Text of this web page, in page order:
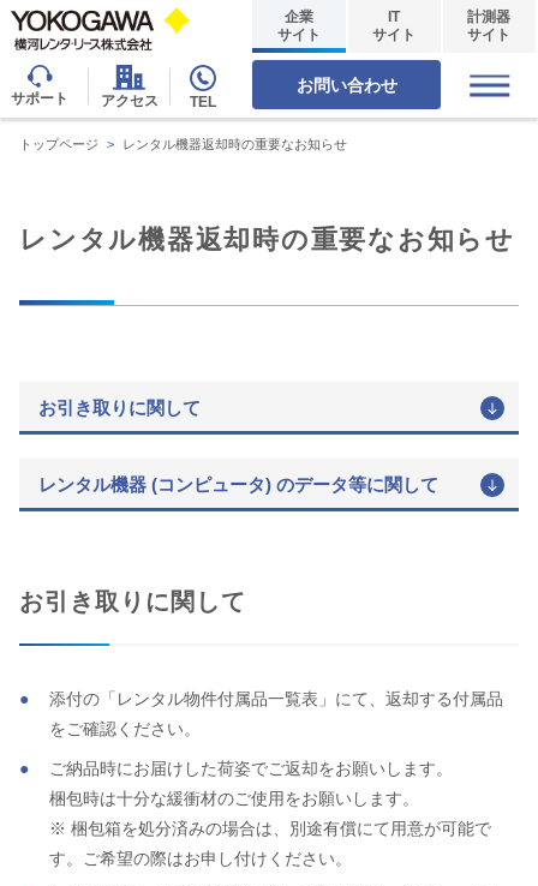
サポート アクセス TEL
企業
サイト
IT
サイト
計測器
サイト
お問い合わせ
トップページ > レンタル機器返却時の重要なお知らせ
レンタル機器返却時の重要なお知らせ
お引き取りに関して
レンタル機器 (コンピュータ) のデータ等に関して
お引き取りに関して
添付の「レンタル物件付属品一覧表」にて、返却する付属品
をご確認ください。
ご納品時にお届けした荷姿でご返却をお願いします。
梱包時は十分な緩衝材のご使用をお願いします。
※ 梱包箱を処分済みの場合は、別途有償にて用意が可能で
す。ご希望の際はお申し付けください。